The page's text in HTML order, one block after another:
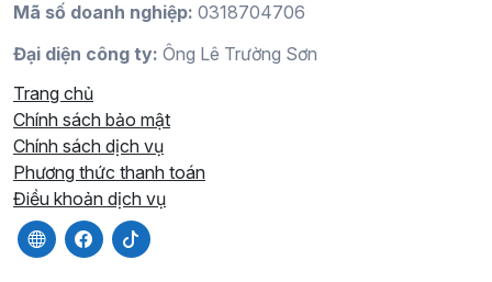
Mã số doanh nghiệp: 0318704706
Đại diện công ty: Ông Lê Trường Sơn
Trang chủ
Chính sách bảo mật
Chính sách dịch vụ
Phương thức thanh toán
Điều khoản dịch vụ